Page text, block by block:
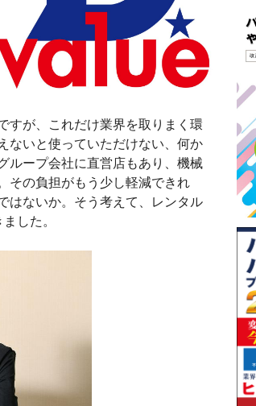
すが、これだけ業界を取りまく環
ないと使っていただけない、何か
ループ会社に直営店もあり、機械
その負担がもう少し軽減できれ
はないか。そう考えて、レンタル
した。